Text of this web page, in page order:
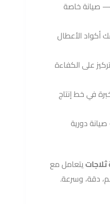
— صيانة خاصة
الأعطال
على الكفاءة
في خط إنتاج
دورية
يتعامل مع
دقة، وسرعة.